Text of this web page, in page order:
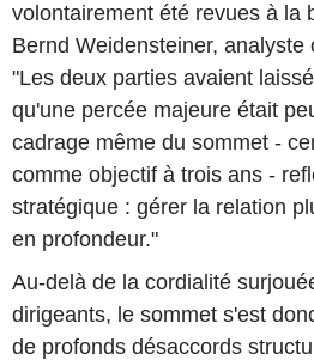
volontairement été revues à la
Bernd Weidensteiner, analyste
"Les deux parties avaient
qu'une percée majeure était
cadrage même du sommet -
comme objectif à trois ans -
stratégique : gérer la relation
en profondeur."
Au-delà de la cordialité
dirigeants, le sommet s'est
de profonds désaccords